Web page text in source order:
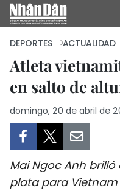
DEPORTES ACTUALIDAD
Atleta
en salto de
domingo, 20 de abril de
Mai Ngoc Anh
plata para